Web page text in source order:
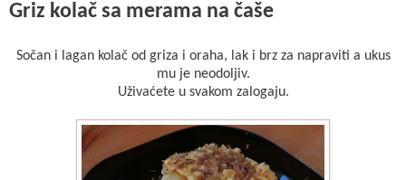
Griz kolač sa merama na čaše
Sočan i lagan kolač od griza i oraha, lak i brz za napraviti a ukus
mu je neodoljiv.
Uživaćete u svakom zalogaju.